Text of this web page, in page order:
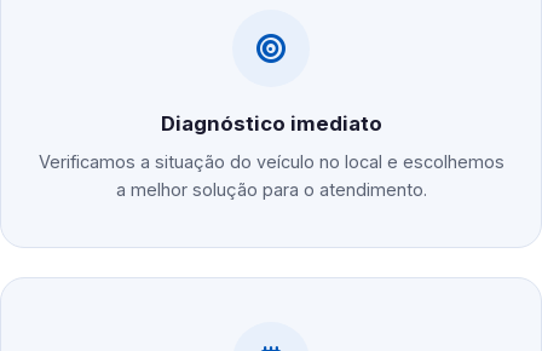
Diagnóstico imediato
Verificamos a situação do veículo no local e escolhemos
a melhor solução para o atendimento.